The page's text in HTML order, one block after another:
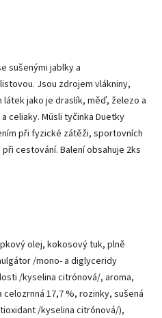
sušenými jablky a
Jsou zdrojem vlákniny,
látek jako je draslík, měď, železo a
celiaky. Müsli tyčinka Duetky
při fyzické zátěži, sportovních
cestování. Balení obsahuje 2ks
olej, kokosový tuk, plně
/mono- a diglyceridy
/kyselina citrónová/, aroma,
celozrnná 17,7 %, rozinky, sušená
/kyselina citrónová/),